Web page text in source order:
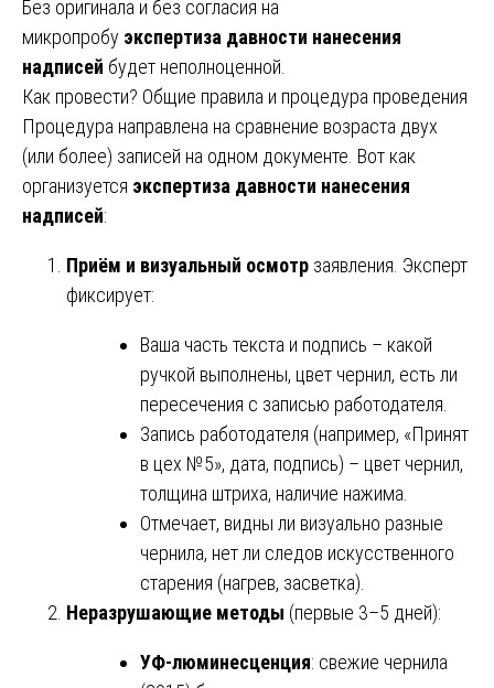
Без оригинала и без согласия на
микропробу экспертиза давности нанесения
надписей будет неполноценной.
Как провести? Общие правила и процедура проведения
Процедура направлена на сравнение возраста двух
(или более) записей на одном документе. Вот как
организуется экспертиза давности нанесения
надписей:
Приём и визуальный осмотр заявления. Эксперт
фиксирует:
Ваша часть текста и подпись – какой
ручкой выполнены, цвет чернил, есть ли
пересечения с записью работодателя.
Запись работодателя (например, «Принят
в цех №5», дата, подпись) – цвет чернил,
толщина штриха, наличие нажима.
Отмечает, видны ли визуально разные
чернила, нет ли следов искусственного
старения (нагрев, засветка).
Неразрушающие методы (первые 3–5 дней):
УФ-люминесценция: свежие чернила